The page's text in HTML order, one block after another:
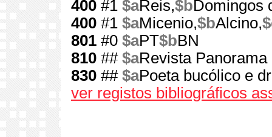
400 #1 $aReis,$bDomingos
400 #1 $aMicenio,$bAlcino,
801 #0 $aPT$bBN
810 ## $aRevista Panorama
830 ## $aPoeta bucólico e
ver registos bibliográficos